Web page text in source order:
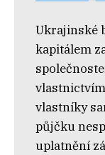
Ukrajinské
kapitálem
vlastníky
půjčku
uplatnění